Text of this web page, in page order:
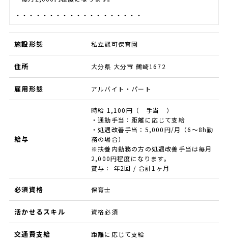
・・・・・・・・・・・・・・・・・・・
施設形態 私立認可保育園
住所 大分県 大分市 鶴崎1672
雇用形態 アルバイト・パート
給与
時給 1,100円（ 手当 ）
・通勤手当：距離に応じて支給
・処遇改善手当：5,000円/月（6～8h勤
務の場合）
※扶養内勤務の方の処遇改善手当は毎月
2,000円程度になります。
賞与： 年2回 / 合計1ヶ月
必須資格 保育士
活かせるスキル 資格必須
交通費支給 距離に応じて支給